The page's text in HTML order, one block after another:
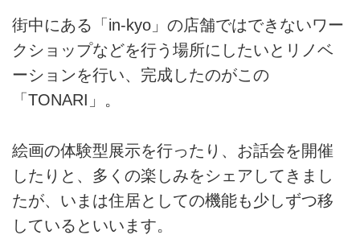
街中にある「in-kyo」の店舗ではできないワー
クショップなどを行う場所にしたいとリノベ
ーションを行い、完成したのがこの
「TONARI」。
絵画の体験型展示を行ったり、お話会を開催
したりと、多くの楽しみをシェアしてきまし
たが、いまは住居としての機能も少しずつ移
しているといいます。